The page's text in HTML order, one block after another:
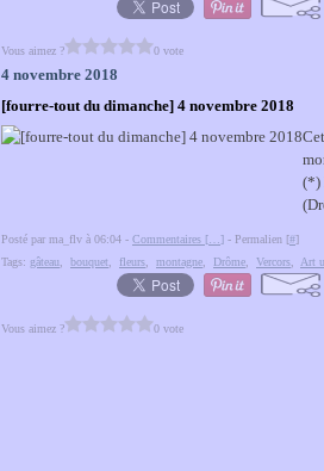
Vous aimez ? 0 vote
4 novembre 2018
[fourre-tout du dimanche] 4 novembre 2018
(*)
Posté par ma_flv à 06:04 - Commentaires [ ] - Permalien [#]
Tags: gâteau bouquet fleurs montagne Drôme Vercors Art
Vous aimez ? 0 vote